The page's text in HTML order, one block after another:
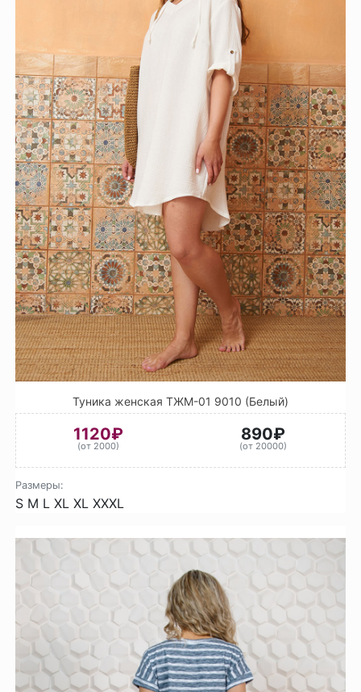
Туника женская ТЖМ-01 9010 (Белый)
1120₽
(от 2000)
890₽
(от 20000)
Размеры:
S M L XL XL XXXL